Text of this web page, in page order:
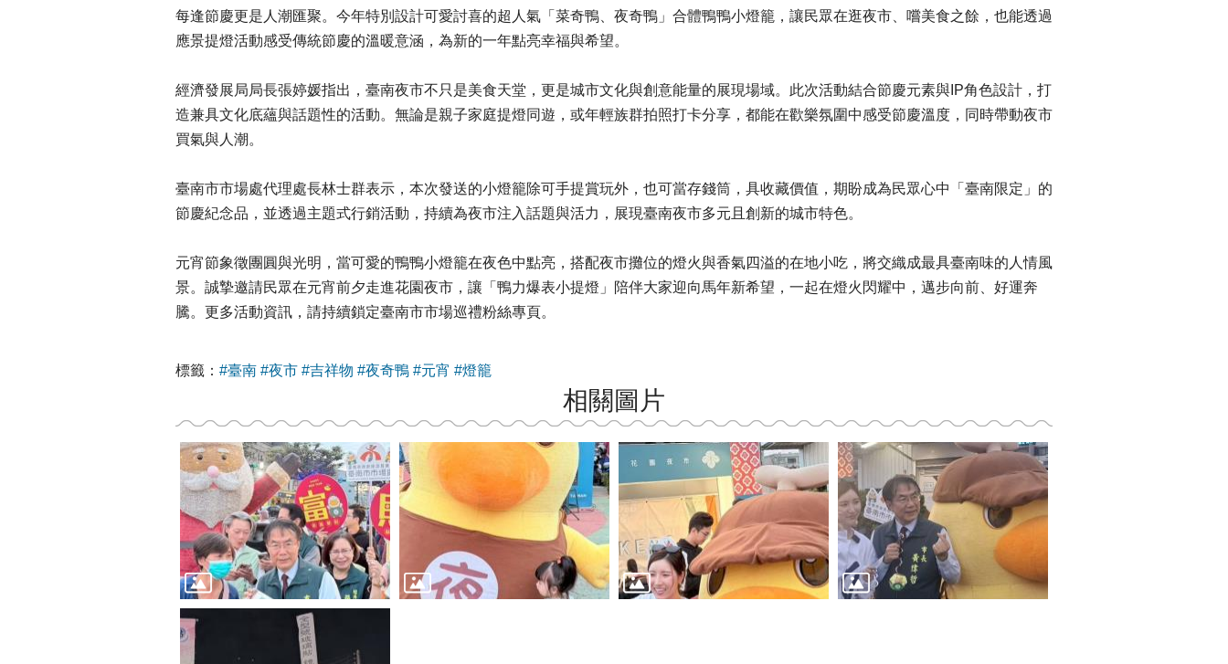
每逢節慶更是人潮匯聚。今年特別設計可愛討喜的超人氣「菜奇鴨、夜奇鴨」合體鴨鴨小燈籠，讓民眾在逛夜市、嚐美食之餘，也能透過
應景提燈活動感受傳統節慶的溫暖意涵，為新的一年點亮幸福與希望。
經濟發展局局長張婷媛指出，臺南夜市不只是美食天堂，更是城市文化與創意能量的展現場域。此次活動結合節慶元素與IP角色設計，打
造兼具文化底蘊與話題性的活動。無論是親子家庭提燈同遊，或年輕族群拍照打卡分享，都能在歡樂氛圍中感受節慶溫度，同時帶動夜市
買氣與人潮。
臺南市市場處代理處長林士群表示，本次發送的小燈籠除可手提賞玩外，也可當存錢筒，具收藏價值，期盼成為民眾心中「臺南限定」的
節慶紀念品，並透過主題式行銷活動，持續為夜市注入話題與活力，展現臺南夜市多元且創新的城市特色。
元宵節象徵團圓與光明，當可愛的鴨鴨小燈籠在夜色中點亮，搭配夜市攤位的燈火與香氣四溢的在地小吃，將交織成最具臺南味的人情風
景。誠摯邀請民眾在元宵前夕走進花園夜市，讓「鴨力爆表小提燈」陪伴大家迎向馬年新希望，一起在燈火閃耀中，邁步向前、好運奔
騰。更多活動資訊，請持續鎖定臺南市市場巡禮粉絲專頁。
標籤： #臺南 #夜市 #吉祥物 #夜奇鴨 #元宵 #燈籠
相關圖片